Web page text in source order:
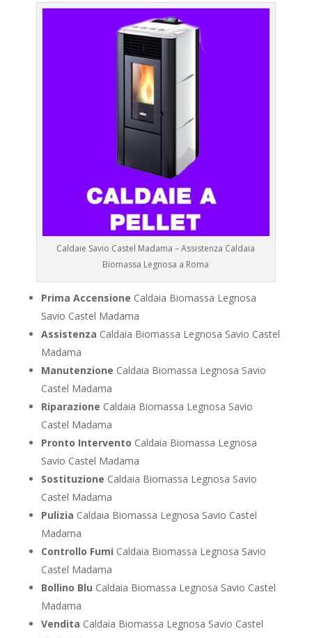
Caldaie Savio Castel Madama – Assistenza Caldaia
Biomassa Legnosa a Roma
Prima Accensione Caldaia Biomassa Legnosa
Savio Castel Madama
Assistenza Caldaia Biomassa Legnosa Savio Castel
Madama
Manutenzione Caldaia Biomassa Legnosa Savio
Castel Madama
Riparazione Caldaia Biomassa Legnosa Savio
Castel Madama
Pronto Intervento Caldaia Biomassa Legnosa
Savio Castel Madama
Sostituzione Caldaia Biomassa Legnosa Savio
Castel Madama
Pulizia Caldaia Biomassa Legnosa Savio Castel
Madama
Controllo Fumi Caldaia Biomassa Legnosa Savio
Castel Madama
Bollino Blu Caldaia Biomassa Legnosa Savio Castel
Madama
Vendita Caldaia Biomassa Legnosa Savio Castel